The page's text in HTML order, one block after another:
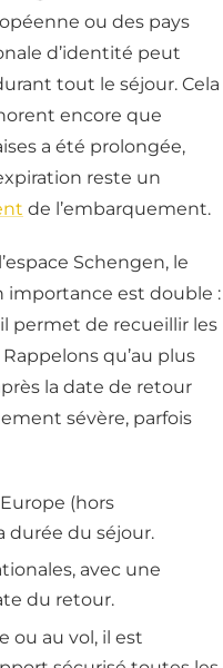
ou des pays
d’identité peut
tout le séjour. Cela
encore que
a été prolongée,
reste un
de l’embarquement.
Schengen, le
importance est double :
permet de recueillir les
qu’au plus
la date de retour
sévère, parfois
(hors
durée du séjour.
avec une
du retour.
ou au vol, il est